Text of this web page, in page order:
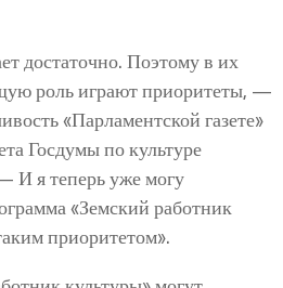
достаточно. Поэтому в их
роль играют приоритеты, —
«Парламентской газете»
Госдумы по культуре
И я теперь уже могу
«Земский работник
приоритетом».